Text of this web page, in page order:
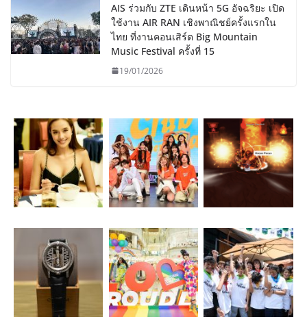
AIS ร่วมกับ ZTE เดินหน้า 5G อัจฉริยะ เปิด
ใช้งาน AIR RAN เชิงพาณิชย์ครั้งแรกใน
ไทย ที่งานคอนเสิร์ต Big Mountain
Music Festival ครั้งที่ 15
19/01/2026